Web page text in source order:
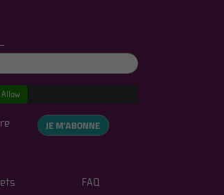
JE M'ABONNE
FAQ